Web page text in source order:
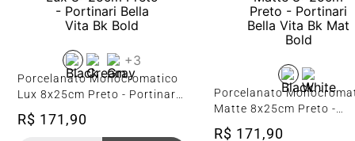
+3
Porcelanato Monocromatico
Lux 8x25cm Preto - Portinari
Bella Vita Bk Bold
R$ 171 ,90
Porcelanato
Matte 8x25cm Preto -
Portinari Bella Vita Bk
R$ 171 ,90